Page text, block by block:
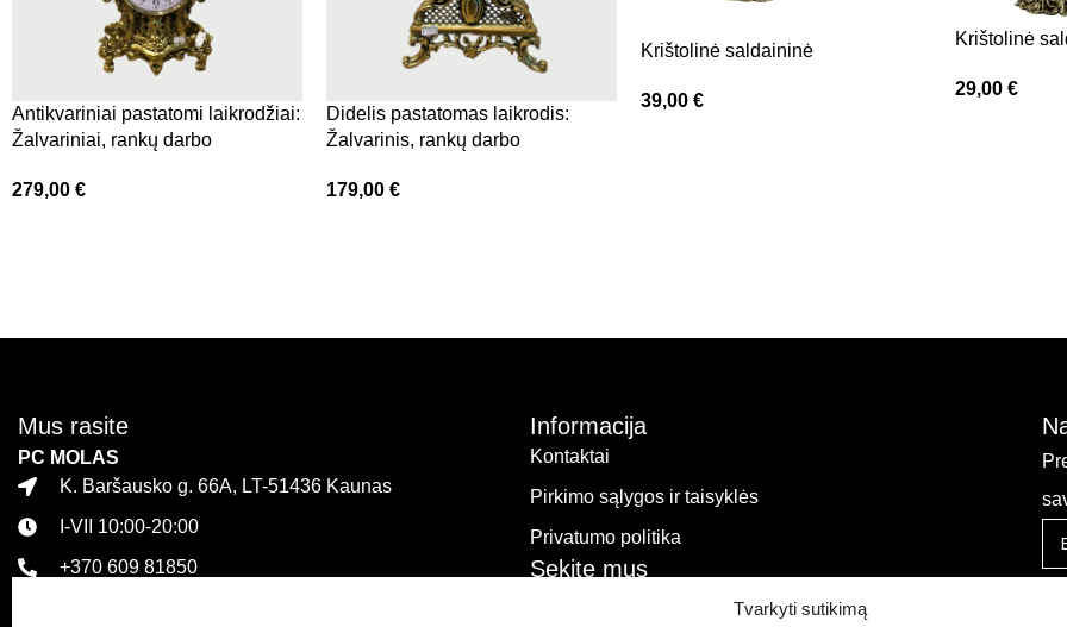
Tvarkyti sutikimą
Antikvariniai pastatomi laikrodžiai:
Žalvariniai, rankų darbo
279,00 €
Didelis pastatomas laikrodis:
Žalvarinis, rankų darbo
179,00 €
Krištolinė saldaininė
39,00 €
Krištolinė
29,00 €
Mus rasite
PC MOLAS
K. Baršausko g. 66A, LT-51436 Kaunas
I-VII 10:00-20:00
+370 609 81850
Informacija
Kontaktai
Pirkimo sąlygos ir taisyklės
Privatumo politika
Sekite mus